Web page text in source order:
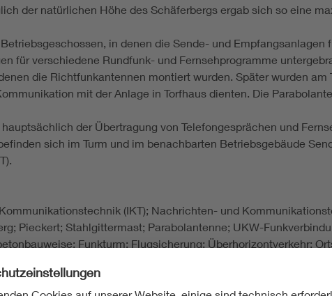
der natürlichen Höhe des Schäferbergs ergab sich so eine
in denen die Sende- und Empfangsanlagen
für verschiedene Rundfunk- und Fernsehprogramme
die Richtfunkantennen montiert wurden. Später wurden
mit der Anlage in Torfhaus dienten. Die
der Übertragung von Telefongesprächen und
sich im Turm und im benachbarten Betriebsgebäude
(IKT); Nachrichten- und
Pieckert; Stahlgittermast; Parabolantenne; UKW-
Funkturm; Flugsicherung; Überhorizontverkehr;
UKW-Hörfunk; Digitalradio; DAB; digitales Fernsehen;